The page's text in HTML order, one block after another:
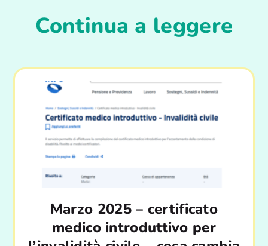
Continua a leggere
Marzo 2025 – certificato
medico introduttivo per